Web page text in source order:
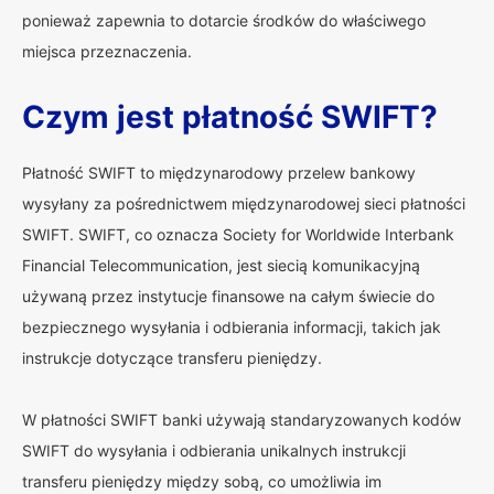
ponieważ zapewnia to dotarcie środków do właściwego
miejsca przeznaczenia.
Czym jest płatność SWIFT?
Płatność SWIFT to międzynarodowy przelew bankowy
wysyłany za pośrednictwem międzynarodowej sieci płatności
SWIFT. SWIFT, co oznacza Society for Worldwide Interbank
Financial Telecommunication, jest siecią komunikacyjną
używaną przez instytucje finansowe na całym świecie do
bezpiecznego wysyłania i odbierania informacji, takich jak
instrukcje dotyczące transferu pieniędzy.
W płatności SWIFT banki używają standaryzowanych kodów
SWIFT do wysyłania i odbierania unikalnych instrukcji
transferu pieniędzy między sobą, co umożliwia im